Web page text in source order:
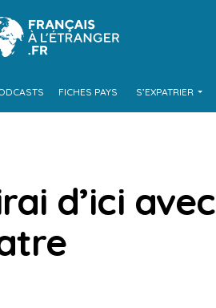
FICHES PAYS S’EXPATRIER
d’ici avec